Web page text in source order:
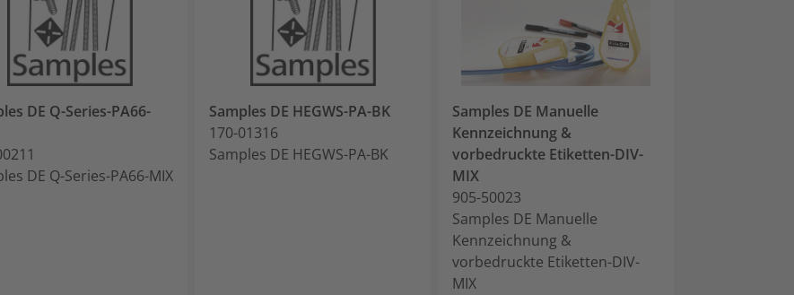
DE Q-Series-PA66-
DE Q-Series-PA66-MIX
Samples DE HEGWS-PA-BK
170-01316
Samples DE HEGWS-PA-BK
Samples DE Manuelle
Kennzeichnung &
vorbedruckte Etiketten-DIV-
MIX
905-50023
Samples DE Manuelle
Kennzeichnung &
vorbedruckte Etiketten-DIV-
MIX